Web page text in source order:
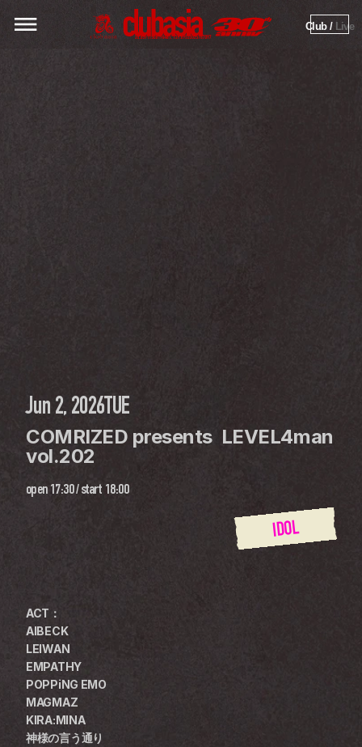
Club / Live
Jun 2, 2026TUE
COMRIZED presents  LEVEL4man
vol.202
open 17:30 / start 18:00
IDOL
ACT：
AIBECK
LEIWAN
EMPATHY
POPPiNG EMO
MAGMAZ
KIRA:MINA
神様の言う通り